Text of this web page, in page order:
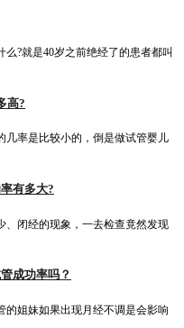
么?就是40岁之前绝经了的患者都叫
高?
几率是比较小的，倒是做试管婴儿
有多大?
、闭经的现象，一去检查竟然发现
成功率吗？
的姐妹如果出现月经不调是会影响